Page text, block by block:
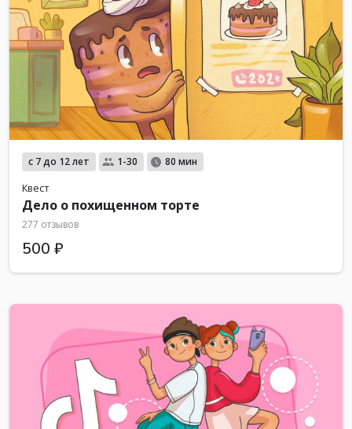
с 7 до 12 лет 1-30 80 мин
Квест
Дело о похищенном торте
277 отзывов
500 ₽